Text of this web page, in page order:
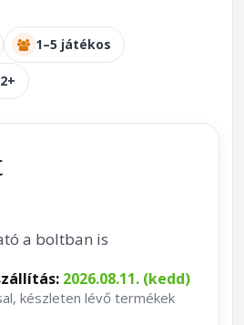
1–5 játékos
a boltban is
2026.08.11. (kedd)
készleten lévő termékek